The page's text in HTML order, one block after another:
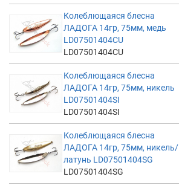
Колеблющаяся блесна
ЛАДОГА 14гр, 75мм, медь
LD07501404CU
LD07501404CU
Колеблющаяся блесна
ЛАДОГА 14гр, 75мм, никель
LD07501404SI
LD07501404SI
Колеблющаяся блесна
ЛАДОГА 14гр, 75мм, никель/
латунь LD07501404SG
LD07501404SG